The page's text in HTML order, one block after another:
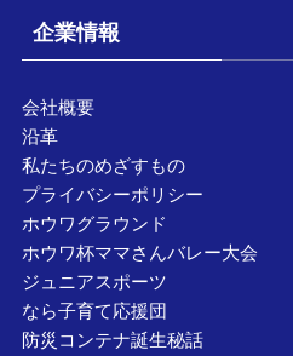
企業情報
会社概要
沿革
私たちのめざすもの
プライバシーポリシー
ホウワグラウンド
ホウワ杯ママさんバレー大会
ジュニアスポーツ
なら子育て応援団
防災コンテナ誕生秘話